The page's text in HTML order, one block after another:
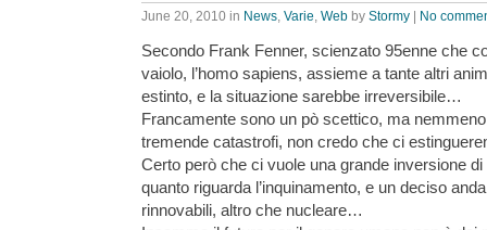
June 20, 2010 in News Varie Web by Stormy | No
Secondo Frank Fenner, scienzato 95enne che
vaiolo, l’homo sapiens, assieme a tante altri
estinto, e la situazione sarebbe irreversibile…
Francamente sono un pò scettico, ma
tremende catastrofi, non credo che ci
Certo però che ci vuole una grande inversione
quanto riguarda l’inquinamento, e un deciso
rinnovabili, altro che nucleare…